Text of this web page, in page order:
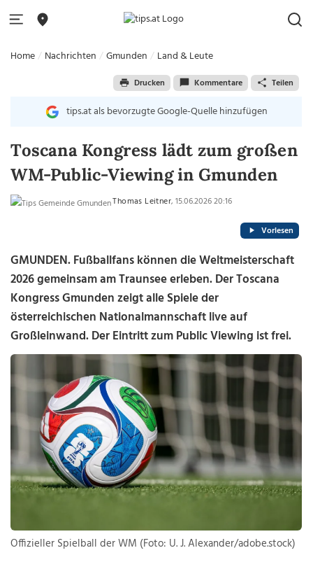
Home Nachrichten Gmunden Land & Leute
Drucken Kommentare Teilen
tips.at als bevorzugte Google-Quelle hinzufügen
Toscana Kongress lädt zum großen
WM-Public-Viewing in Gmunden
Thomas Leitner, 15.06.2026 20:16
Vorlesen
GMUNDEN. Fußballfans können die Weltmeisterschaft
2026 gemeinsam am Traunsee erleben. Der Toscana
Kongress Gmunden zeigt alle Spiele der
österreichischen Nationalmannschaft live auf
Großleinwand. Der Eintritt zum Public Viewing ist frei.
Offizieller Spielball der WM (Foto: U. J. Alexander/adobe.stock)